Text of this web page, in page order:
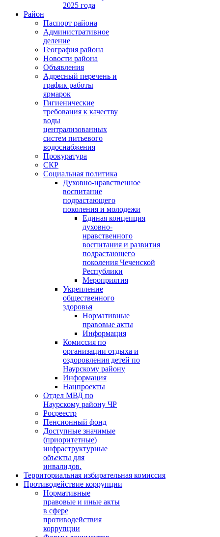
2025 года
Район
Паспорт района
Административное
деление
География района
Новости района
Объявления
Адресный перечень и
график работы
ярмарок
Гигиенические
требования к качеству
воды
централизованных
систем питьевого
водоснабжения
Прокуратура
СКР
Социальная политика
Духовно-нравственное
воспитание
подрастающего
поколения и молодежи
Единая концепция
духовно-
нравственного
воспитания и развития
подрастающего
поколения Чеченской
Республики
Мероприятия
Укрепление
общественного
здоровья
Нормативные
правовые акты
Информация
Комиссия по
организации отдыха и
оздоровления детей по
Наурскому району
Информация
Нацпроекты
Отдел МВД по
Наурскому району ЧР
Росреестр
Пенсионный фонд
Доступные значимые
(приоритетные)
инфраструктурные
объекты для
инвалидов.
Территориальная избирательная комиссия
Противодействие коррупции
Нормативные
правовые и иные акты
в сфере
противодействия
коррупции